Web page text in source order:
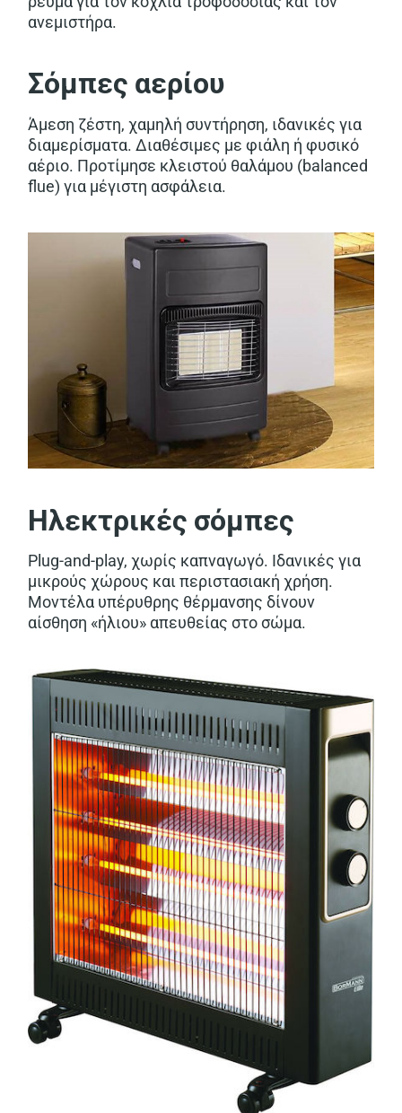
ανεμιστήρα.
Σόμπες αερίου
Άμεση ζέστη, χαμηλή συντήρηση, ιδανικές για
διαμερίσματα. Διαθέσιμες με φιάλη ή φυσικό
αέριο. Προτίμησε κλειστού θαλάμου (balanced
flue) για μέγιστη ασφάλεια.
Ηλεκτρικές σόμπες
Plug-and-play, χωρίς καπναγωγό. Ιδανικές για
μικρούς χώρους και περιστασιακή χρήση.
Μοντέλα υπέρυθρης θέρμανσης δίνουν
αίσθηση «ήλιου» απευθείας στο σώμα.